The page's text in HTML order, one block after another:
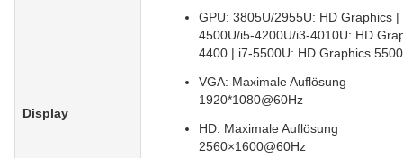
Display
GPU: 3805U/2955U: HD Graphics |
4500U/i5-4200U/i3-4010U: HD
4400 | i7-5500U: HD Graphics 5500
VGA: Maximale Auflösung
1920*1080@60Hz
HD: Maximale Auflösung
2560×1600@60Hz